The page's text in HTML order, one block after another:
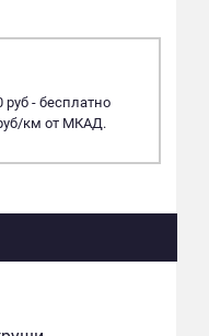
руб - бесплатно
км от МКАД.